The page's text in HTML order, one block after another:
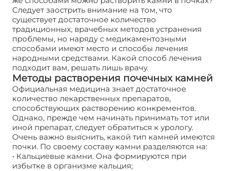
Следует заострить внимание на том, что
существует достаточное количество
традиционных, врачебных методов устранения
проблемы, но наряду с медикаментозными
способами имеют место и способы лечения
народными средствами. Какой способ лечения
подходит вам, решать лишь врачу.
Методы растворения почечных камней
Официальная медицина знает достаточное
количество лекарственных препаратов,
способствующих растворению конкрементов.
Однако, прежде чем начинать принимать тот или
иной препарат, следует обратиться к урологу.
Очень важно выяснить, какой тип камней имеются
почки. По своему составу камни разделяются на:
• Кальциевые камни. Она формируются при
избытке в организме кальция;